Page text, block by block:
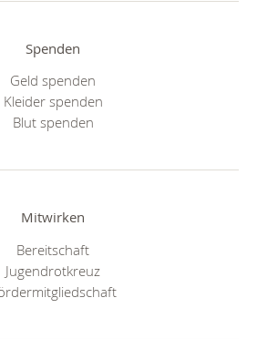
Spenden
Geld spenden
Kleider spenden
Blut spenden
Mitwirken
Bereitschaft
Jugendrotkreuz